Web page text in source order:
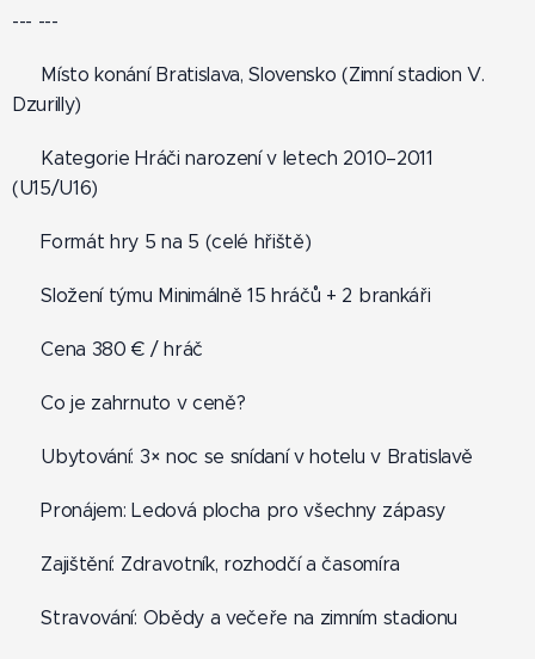
--- ---
📍 Místo konání Bratislava, Slovensko (Zimní stadion V.
Dzurilly)
🏒 Kategorie Hráči narození v letech 2010–2011
(U15/U16)
👥 Formát hry 5 na 5 (celé hřiště)
🔢 Složení týmu Minimálně 15 hráčů + 2 brankáři
💶 Cena 380 € / hráč
✅ Co je zahrnuto v ceně?
🏨 Ubytování: 3× noc se snídaní v hotelu v Bratislavě
🧊 Pronájem: Ledová plocha pro všechny zápasy
⚕️ Zajištění: Zdravotník, rozhodčí a časomíra
🍽️ Stravování: Obědy a večeře na zimním stadionu